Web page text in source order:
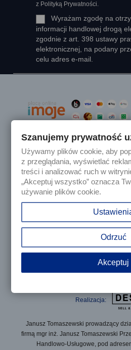
z Polityką Prywatności.
Wyrażam zgodę na
informacji handlowej drogą
zgodnie z art. 398 ustawy
elektronicznej, na podany
celu adres e-mail.
Produkty
Nasza firma
© 2025 - Sklep internetowy
Realizacja:
Janusz Tomaszewski prowadzący
firmą mgr inż. Janusz Tomaszewski
Handlowo-Usługowe, pod
Szanujemy prywatność
Używamy plików cookie, aby
z przeglądania, wyświetlać
treści i analizować ruch w
„Akceptuj wszystko” oznacza
używanie plików cookie.
Odrzuć
Akceptuj